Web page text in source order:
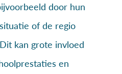
door hun
of de regio
kan grote invloed
en